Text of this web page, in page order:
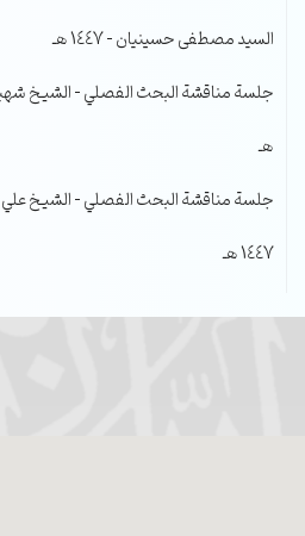
السيد مصطفى حسينيان – 1447 هـ
هـ
جلسة مناقشة البحث الفصلي – الشيخ علي
1447 هـ